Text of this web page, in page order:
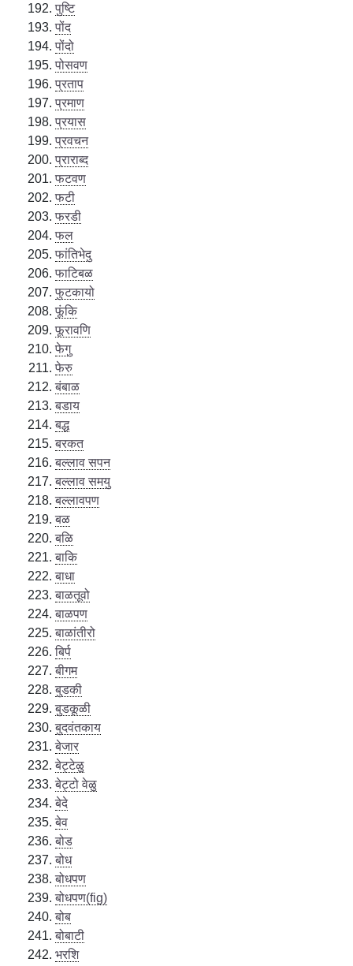
पुष्टि
पोंद
पोंदो
पोसवण
प्रताप
प्रमाण
प्रयास
प्रवचन
प्राराब्द
फटवण
फटी
फरडी
फल
फांतिभेदु
फाटिबळ
फुटकायो
फूंकि
फूरावणि
फेगु
फेरु
बंबाळ
बडाय
बद्ध
बरकत
बल्लाव सपन
बल्लाव समयु
बल्लावपण
बळ
बळि
बाकि
बाधा
बाळतूवो
बाळपण
बाळांतीरो
बिर्प
बीगम
बुडकी
बुडकूळी
बुदवंतकाय
बेजार
बेट्टेळु
बेट्टो वेळु
बेदे
बेव
बोड
बोध
बोधपण
बोधपण(fig)
बोब
बोबाटी
भरशि